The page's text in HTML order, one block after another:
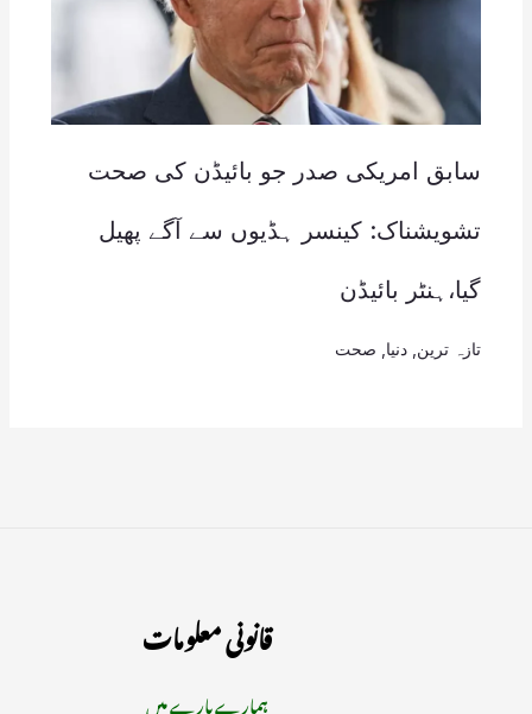
سابق امریکی صدر جو بائیڈن کی صحت
تشویشناک: کینسر ہڈیوں سے آگے پھیل
گیا،ہنٹر بائیڈن
تازہ ترین دنیا صحت
قانونی معلومات
ہمارے بارے میں